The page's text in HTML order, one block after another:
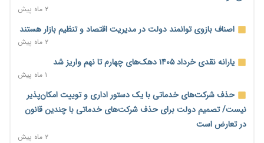
پیش‌بینی افزایش تولید برنج؛ نیاز وارداتی کشور به ۵۰۰ هزار تن
کاهش می‌یابد
۲ روز پیش
اختیارات جدید گمرکات برای تمدید ورود موقت کالا و خودرو تا
پایان شهریور ابلاغ شد
۲ روز پیش
۲ ماه پیش
اصناف بازوی توانمند دولت در مدیریت اقتصاد و تنظیم بازار هستند
۲ ماه پیش
یارانه نقدی خرداد ۱۴۰۵ دهک‌های چهارم تا نهم واریز شد
۱ ماه پیش
حذف شرکت‌های خدماتی با یک دستور اداری و توییت امکان‌پذیر
نیست/ تصمیم دولت برای حذف شرکت‌های خدماتی با چندین قانون
در تعارض است
۲ ماه پیش